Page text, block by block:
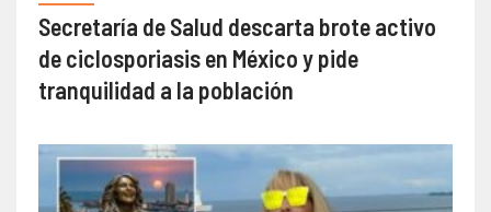
Secretaría de Salud descarta brote activo
de ciclosporiasis en México y pide
tranquilidad a la población